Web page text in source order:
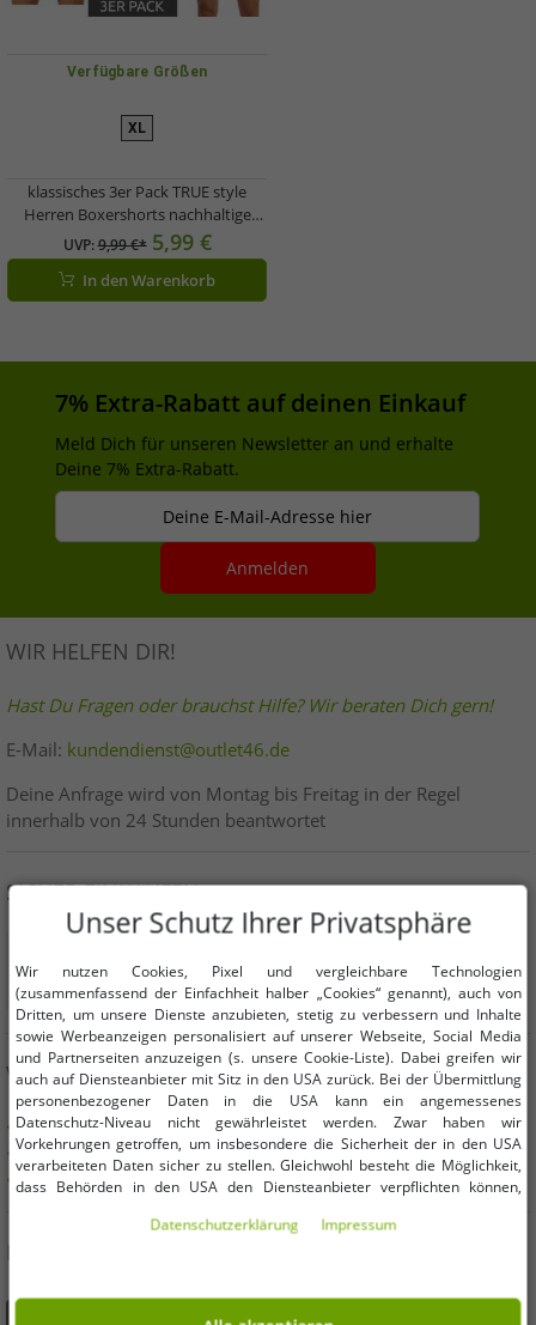
Verfügbare Größen
XL
klassisches 3er Pack TRUE style
Herren Boxershorts nachhaltige
Baumwoll-Shorts Web-Boxershorts
8975684 Blau/Weiß-gestreift/kariert
UVP:9,99 €* 5,99 €
In den Warenkorb
7% Extra-Rabatt auf deinen Einkauf
Meld Dich für unseren Newsletter an und erhalte
Deine 7% Extra-Rabatt.
Deine E-Mail-Adresse hier
Anmelden
WIR HELFEN DIR!
Hast Du Fragen oder brauchst Hilfe? Wir beraten Dich gern!
E-Mail: kundendienst@outlet46.de
Deine Anfrage wird von Montag bis Freitag in der Regel
innerhalb von 24 Stunden beantwortet
SICHER EINKAUFEN
VORTEILE
KAUF AUF RECHNUNG
100 Tage Rückgaberecht
Versandkostenfrei ab 49 € (DE)
DU FINDEST UNS AUCH AUF
Unser Schutz Ihrer Privatsphäre
Wir nutzen Cookies, Pixel und vergleichbare Technologien
(zusammenfassend der Einfachheit halber „Cookies“ genannt), auch von
Dritten, um unsere Dienste anzubieten, stetig zu verbessern und Inhalte
sowie Werbeanzeigen personalisiert auf unserer Webseite, Social Media
und Partnerseiten anzuzeigen (s. unsere Cookie-Liste). Dabei greifen wir
auch auf Diensteanbieter mit Sitz in den USA zurück. Bei der Übermittlung
personenbezogener Daten in die USA kann ein angemessenes
Datenschutz-Niveau nicht gewährleistet werden. Zwar haben wir
Vorkehrungen getroffen, um insbesondere die Sicherheit der in den USA
verarbeiteten Daten sicher zu stellen. Gleichwohl besteht die Möglichkeit,
dass Behörden in den USA den Diensteanbieter verpflichten können,
im Einzelfall auf Basis entsprechender US-Gesetzgebung, ein wirksamer
Zugriff informiert wirst. Mit Deiner Einwilligung gem. Art. 49 Abs. 1 lit. a
DSGVO erklärst Du Dich in die Übermittlung in die USA für einverstanden
Daten­schutz­erklärung Impressum